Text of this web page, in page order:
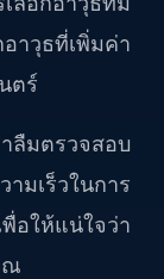
าวุธที่เพิ่มค่า
ตร์
ลืมตรวจสอบ
เร็วในการ
อให้แน่ใจว่า
ณ